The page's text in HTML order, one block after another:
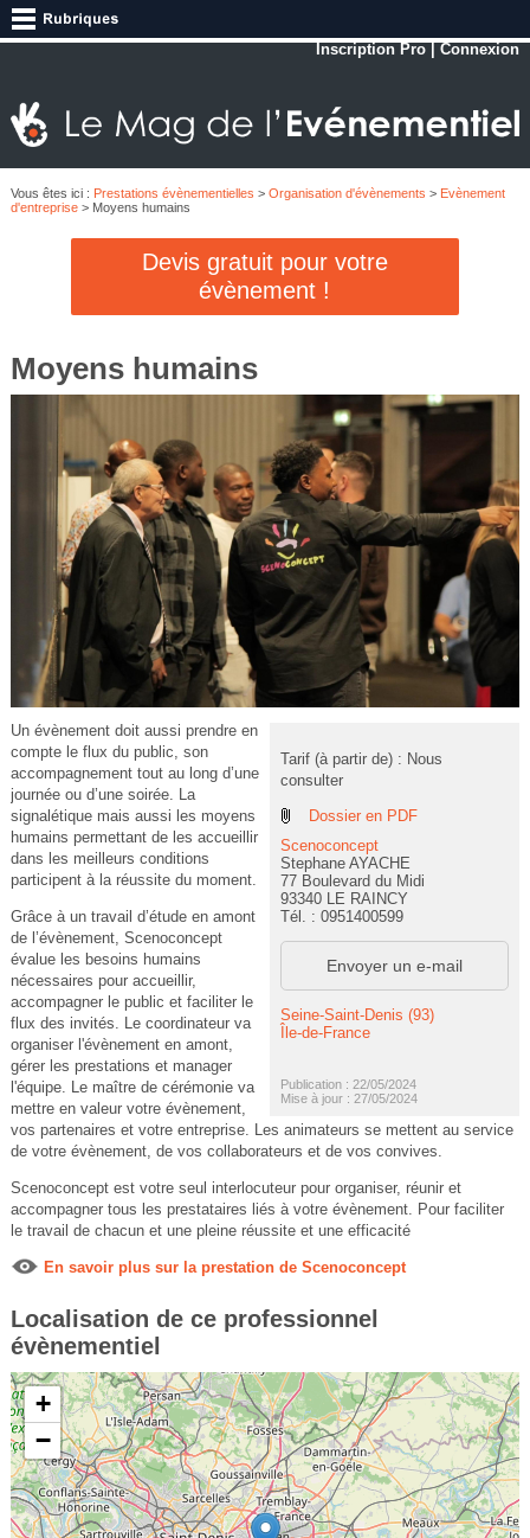
Inscription Pro |Connexion
Vous êtes ici : Prestations évènementielles > Organisation d'évènements > Evènement
d'entreprise> Moyens humains
Devis gratuit pour votre
évènement !
Moyens humains
Tarif (à partir de) : Nous
consulter
Dossier en PDF
Scenoconcept
Stephane AYACHE
77 Boulevard du Midi
93340 LE RAINCY
Tél. : 0951400599
Envoyer un e-mail
Seine-Saint-Denis (93)
Île-de-France
Publication : 22/05/2024
Mise à jour : 27/05/2024
Un évènement doit aussi prendre en
compte le flux du public, son
accompagnement tout au long d’une
journée ou d’une soirée. La
signalétique mais aussi les moyens
humains permettant de les accueillir
dans les meilleurs conditions
participent à la réussite du moment.
Grâce à un travail d’étude en amont
de l’évènement, Scenoconcept
évalue les besoins humains
nécessaires pour accueillir,
accompagner le public et faciliter le
flux des invités. Le coordinateur va
organiser l'évènement en amont,
gérer les prestations et manager
l'équipe. Le maître de cérémonie va
mettre en valeur votre évènement,
vos partenaires et votre entreprise. Les animateurs se mettent au service
de votre évènement, de vos collaborateurs et de vos convives.
Scenoconcept est votre seul interlocuteur pour organiser, réunir et
accompagner tous les prestataires liés à votre évènement. Pour faciliter
le travail de chacun et une pleine réussite et une efficacité
En savoir plus sur la prestation de Scenoconcept
Localisation de ce professionnel
évènementiel
+
−